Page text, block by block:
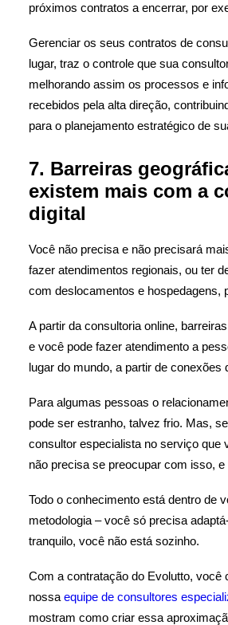
próximos contratos a encerrar, por
Gerenciar os seus contratos de
lugar, traz o controle que sua
melhorando assim os processos e
recebidos pela alta direção,
para o planejamento estratégico de
7. Barreiras
existem mais com a
digital
Você não precisa e não precisará
fazer atendimentos regionais, ou ter
com deslocamentos e hospedagens,
A partir da consultoria online,
e você pode fazer atendimento a
lugar do mundo, a partir de conexões
Para algumas pessoas o
pode ser estranho, talvez frio. Mas,
consultor especialista no serviço que
não precisa se preocupar com isso, e
Todo o conhecimento está dentro de
metodologia – você só precisa
tranquilo, você não está sozinho.
Com a contratação do Evolutto, você
nossa equipe de consultores
mostram como criar essa